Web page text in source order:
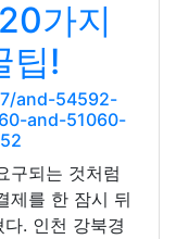
가지
팁!
and-54592-
and-51060-
구되는 것처럼
제를 한 잠시 뒤
. 인천 강북경